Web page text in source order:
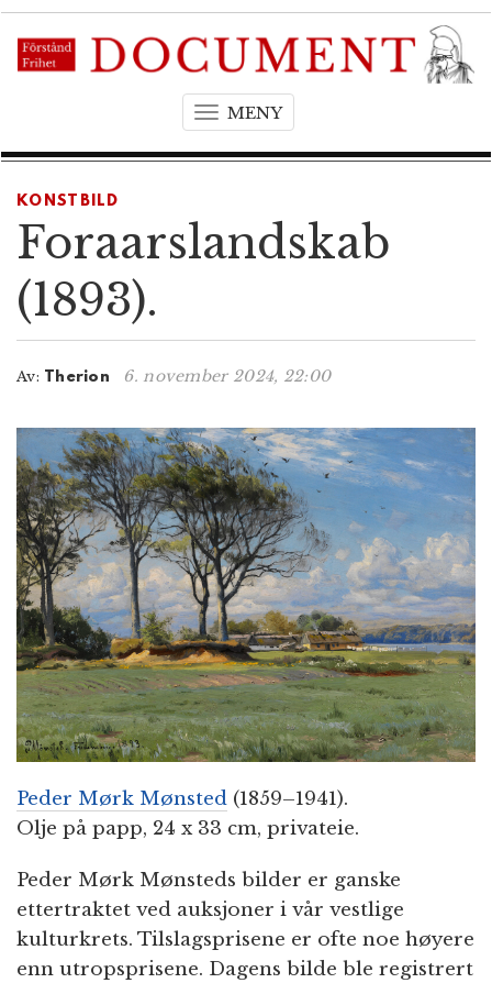
MENYT
g
l
e
g
t
i
o
n
KONSTBILD
Foraarslandskab
(1893).
Av: Therion 6. november 2024, 22:00
Peder Mørk Mønsted (1859–1941).
Olje på papp, 24 x 33 cm, privateie.
Peder Mørk Mønsteds bilder er ganske
ettertraktet ved auksjoner i vår vestlige
kulturkrets. Tilslagsprisene er ofte noe høyere
enn utropsprisene. Dagens bilde ble registrert